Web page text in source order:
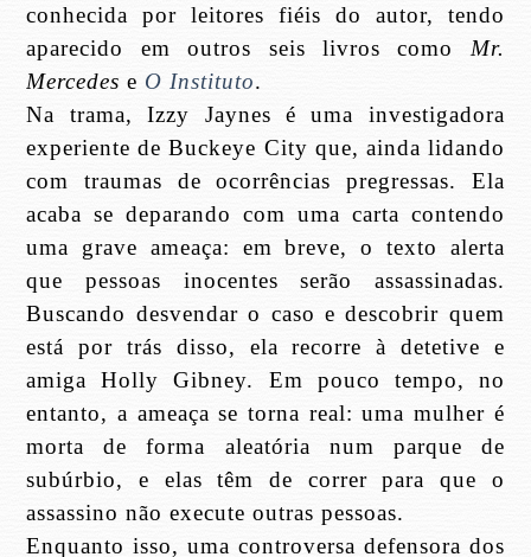
conhecida por leitores fiéis do autor, tendo
aparecido em outros seis livros como Mr.
Mercedes e O Instituto.
Na trama, Izzy Jaynes é uma investigadora
experiente de Buckeye City que, ainda lidando
com traumas de ocorrências pregressas. Ela
acaba se deparando com uma carta contendo
uma grave ameaça: em breve, o texto alerta
que pessoas inocentes serão assassinadas.
Buscando desvendar o caso e descobrir quem
está por trás disso, ela recorre à detetive e
amiga Holly Gibney. Em pouco tempo, no
entanto, a ameaça se torna real: uma mulher é
morta de forma aleatória num parque de
subúrbio, e elas têm de correr para que o
assassino não execute outras pessoas.
Enquanto isso, uma controversa defensora dos